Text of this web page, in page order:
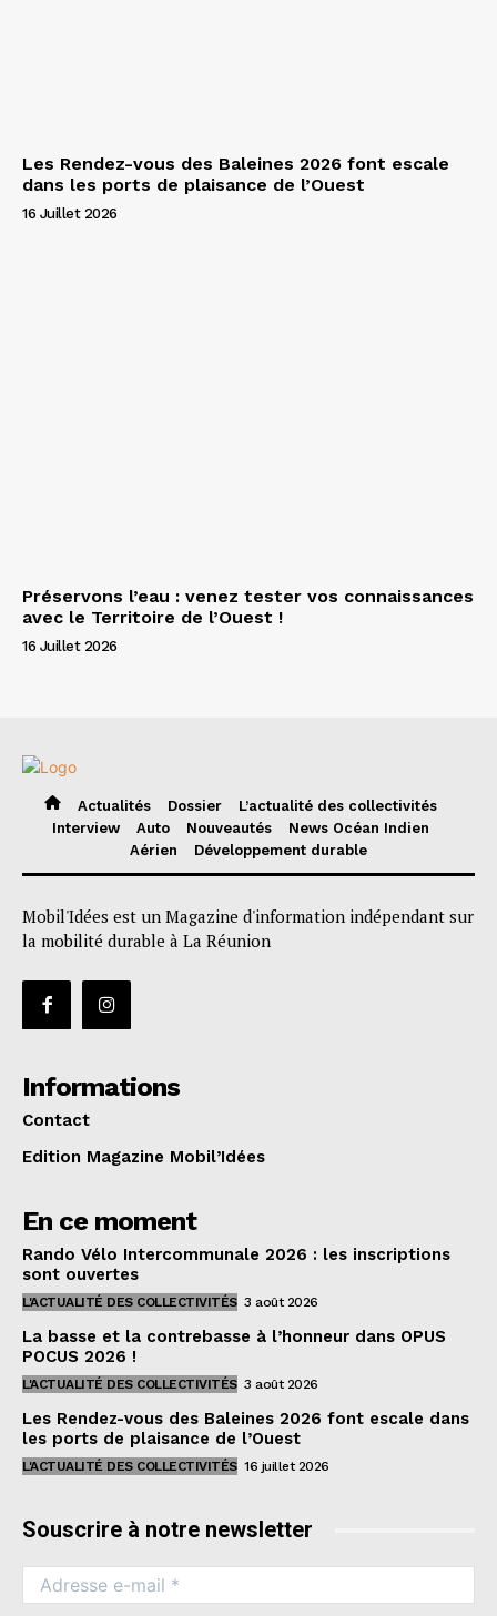
Les Rendez-vous des Baleines 2026 font escale
dans les ports de plaisance de l’Ouest
16 Juillet 2026
Préservons l’eau : venez tester vos connaissances
avec le Territoire de l’Ouest !
16 Juillet 2026
Actualités Dossier
L’actualité des collectivités
Interview
Auto Nouveautés
News Océan Indien
Aérien
Développement durable
Mobil'Idées est un Magazine d'information indépendant sur
la mobilité durable à La Réunion
Informations
Contact
Edition Magazine Mobil’Idées
En ce moment
Rando Vélo Intercommunale 2026 : les inscriptions
sont ouvertes
L'ACTUALITÉ DES COLLECTIVITÉS 3 août 2026
La basse et la contrebasse à l’honneur dans OPUS
POCUS 2026 !
L'ACTUALITÉ DES COLLECTIVITÉS 3 août 2026
Les Rendez-vous des Baleines 2026 font escale dans
les ports de plaisance de l’Ouest
L'ACTUALITÉ DES COLLECTIVITÉS 16 juillet 2026
Souscrire à notre newsletter